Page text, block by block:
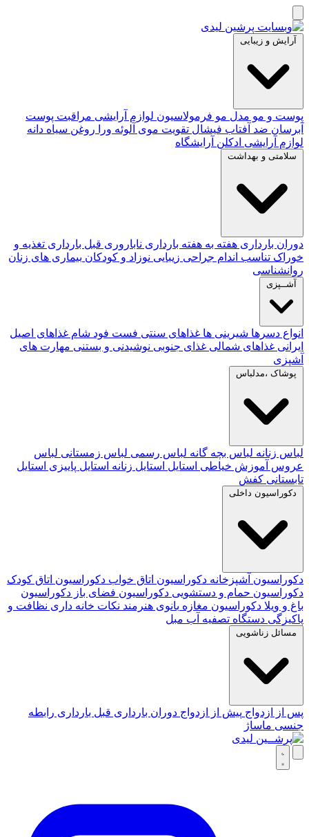
آرایش و زیبایی
پوست و مو مدل مو فرمولاسیون لوازم آرایشی مراقبت پوست
آبرسان ضد آفتاب فیشال تقویت موی آلوئه‌ ورا روغن سیاه دانه
لوازم آرایشی ادکلن آرایشگاه
سلامتی و بهداشت
دوران بارداری هفته به هفته بارداری ناباروری قبل بارداری تغذیه و
خوراک تناسب اندام جراحی زیبایی نوزاد و کودکان بیماری های زنان
روانشناسی
آشــپزی
انواع دسرها شیرینی ها غذاهای سنتی فست فود شام غذاهای اصیل
ایرانی غذاهای شمالی غذای جنوبی نوشیدنی و بستنی مهارت های
آشپزی
پوشاک ،مدلباس
لباس زنانه لباس بچه گانه لباس رسمی لباس زمستانی لباس
عروس آموزش خیاطی استایل استایل زنانه استایل پاییزی استایل
تابستانی کفش
دکوراسیون داخلی
دکوراسیون آشپزخانه دکوراسیون اتاق خواب دکوراسیون اتاق کودک
دکوراسیون حمام و دستشویی دکوراسیون فضای باز دکوراسیون
باغ و ویلا دکوراسیون مغازه بانوی هنرمند نکات خانه داری نظافت و
پاکیزگی دستگاه تصفیه آب مبل
مسائل زناشویی
پس از ازدواج پیش از ازدواج دوران بارداری قبل بارداری رابطه
جنسی ماساژ